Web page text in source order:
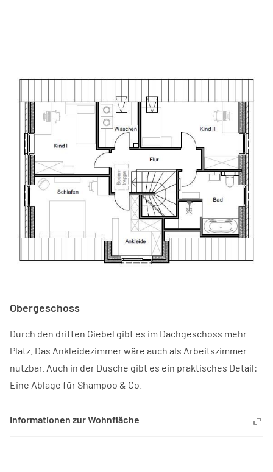
Obergeschoss
Durch den dritten Giebel gibt es im Dachgeschoss mehr
Platz. Das Ankleidezimmer wäre auch als Arbeitszimmer
nutzbar. Auch in der Dusche gibt es ein praktisches Detail:
Eine Ablage für Shampoo & Co.
Informationen zur Wohnfläche